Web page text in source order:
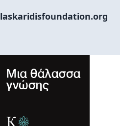
laskaridisfoundation.org